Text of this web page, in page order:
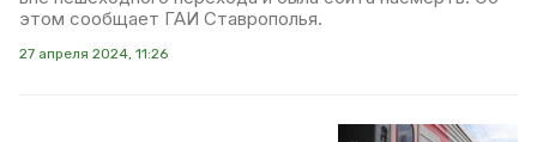
этом сообщает ГАИ Ставрополья.
27 апреля 2024, 11:26